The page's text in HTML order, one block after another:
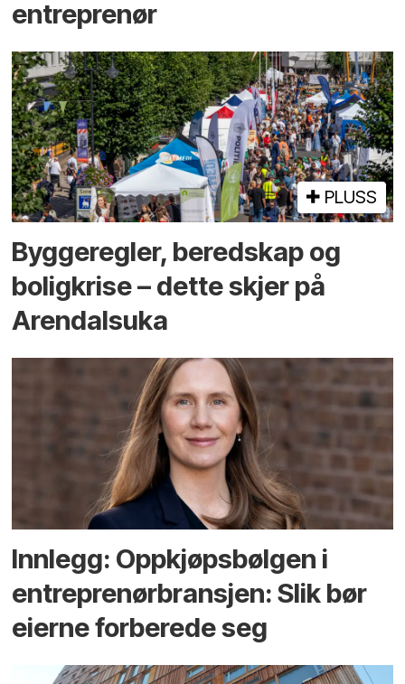
entreprenør
PLUSS
Bygge­regler, beredskap og
bolig­krise – dette skjer på
Arendals­uka
Innlegg: Oppkjøps­bølgen i
entreprenør­bransjen: Slik bør
eierne forberede seg